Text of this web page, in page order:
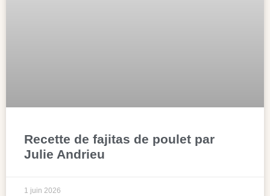
Recette de fajitas de poulet par
Julie Andrieu
1 juin 2026